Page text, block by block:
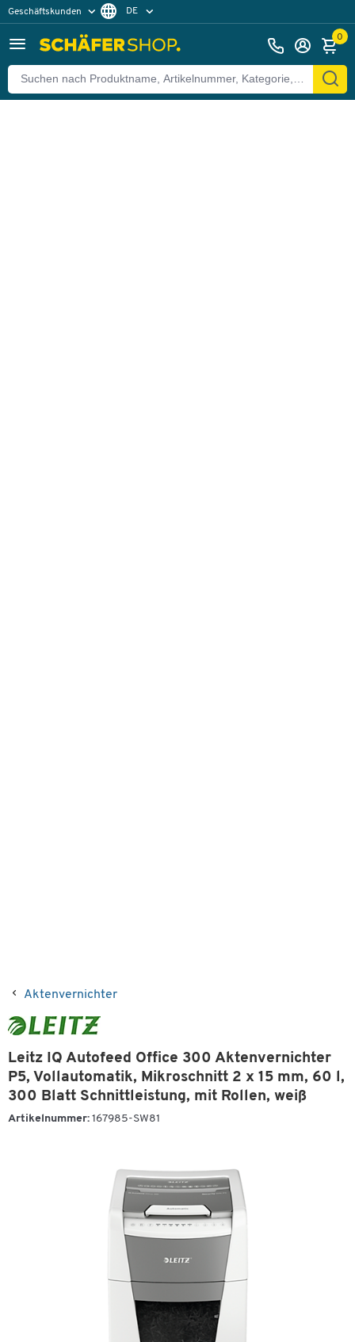
Geschäftskunden DE
0
Aktenvernichter
Leitz IQ Autofeed Office 300 Aktenvernichter
P5, Vollautomatik, Mikroschnitt 2 x 15 mm, 60 l,
300 Blatt Schnittleistung, mit Rollen, weiß
Artikelnummer: 167985-SW81
Zurück